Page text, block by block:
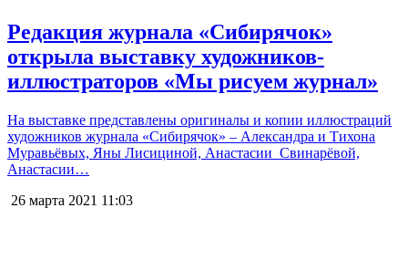
Редакция журнала «Сибирячок»
открыла выставку художников-
иллюстраторов «Мы рисуем журнал»
На выставке представлены оригиналы и копии иллюстраций
художников журнала «Сибирячок» – Александра и Тихона
Муравьёвых, Яны Лисициной, Анастасии Свинарёвой,
Анастасии…
26 марта 2021 11:03